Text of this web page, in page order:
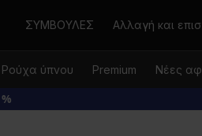
Αναζήτηση
ΣΥΜΒΟΥΛΕΣ Αλλαγή και
Ρούχα ύπνου Premium Νέες